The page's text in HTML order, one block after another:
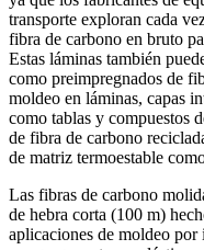
transporte exploran cada
fibra de carbono en bruto
Estas láminas también
como preimpregnados de
moldeo en láminas, capas
como tablas y compuestos
de fibra de carbono
de matriz termoestable
Las fibras de carbono
de hebra corta (100 m)
aplicaciones de moldeo